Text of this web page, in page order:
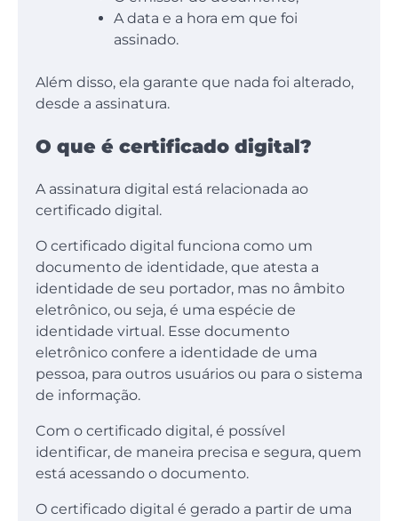
A data e a hora em que foi
assinado.
Além disso, ela garante que nada foi alterado,
desde a assinatura.
O que é certificado digital?
A assinatura digital está relacionada ao
certificado digital.
O certificado digital funciona como um
documento de identidade, que atesta a
identidade de seu portador, mas no âmbito
eletrônico, ou seja, é uma espécie de
identidade virtual. Esse documento
eletrônico confere a identidade de uma
pessoa, para outros usuários ou para o sistema
de informação.
Com o certificado digital, é possível
identificar, de maneira precisa e segura, quem
está acessando o documento.
O certificado digital é gerado a partir de uma